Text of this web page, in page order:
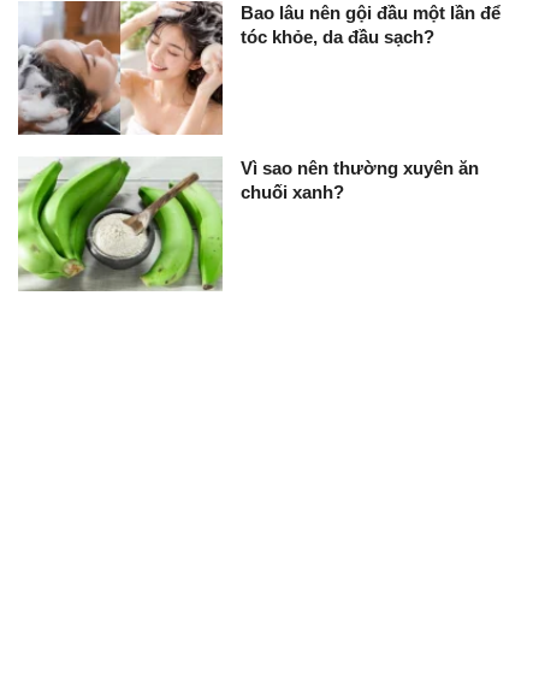
Bao lâu nên gội đầu một lần để
tóc khỏe, da đầu sạch?
Vì sao nên thường xuyên ăn
chuối xanh?